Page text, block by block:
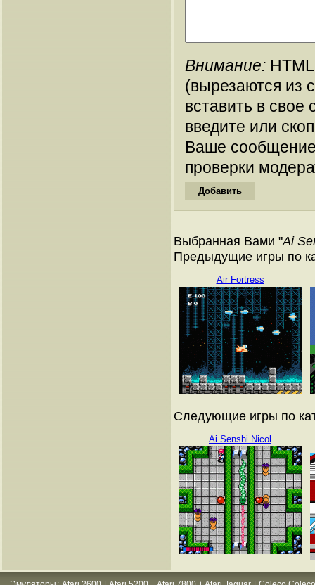
Внимание:
(вырезаются из
вставить в
введите или
Ваше
проверки
Выбранная Вами "Ai
Предыдущие игры по
Air Fortress
Следующие игры по
Ai Senshi Nicol